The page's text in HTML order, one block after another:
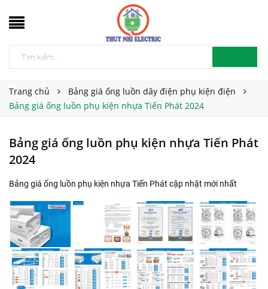
Trang chủ
Bảng giá ống luồn dây điện phụ kiện điện
Bảng giá ống luồn phụ kiện nhựa Tiến Phát 2024
Bảng giá ống luồn phụ kiện nhựa Tiến Phát
2024
Bảng giá ống luồn phụ kiện nhựa Tiến Phát cập nhật mới nhất